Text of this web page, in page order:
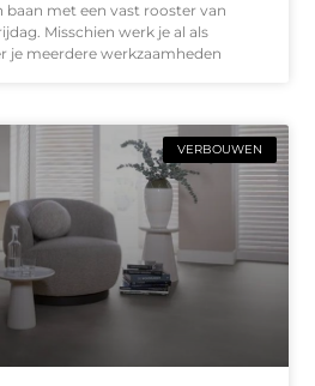
baan met een vast rooster van
Misschien werk je al als
je meerdere werkzaamheden
VERBOUWEN